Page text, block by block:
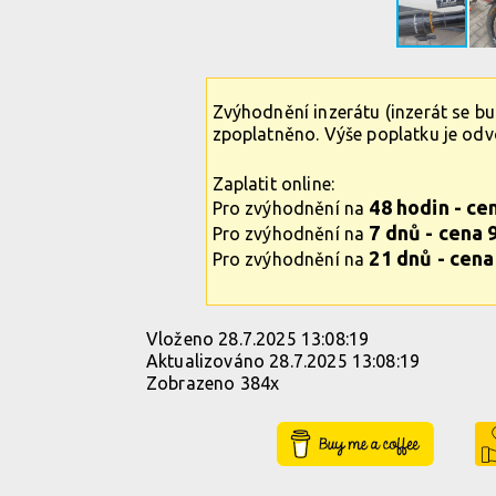
Zvýhodnění inzerátu (inzerát se
zpoplatněno. Výše poplatku je
Zaplatit online:
Pro zvýhodnění na 48 hodin -
Pro zvýhodnění na 7 dnů - cena
Pro zvýhodnění na21 dnů -
Vloženo 28.7.2025 13:08:19
Aktualizováno 28.7.2025 13:08:19
Zobrazeno 384x
Buy Me a Coffee